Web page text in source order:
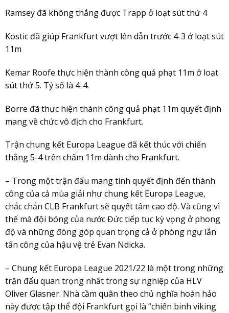
Ramsey đã không thắng được Trapp ở loạt sút thứ 4
Kostic đã giúp Frankfurt vượt lên dẫn trước 4-3 ở loạt sút
11m
Kemar Roofe thực hiện thành công quả phạt 11m ở loạt
sút thứ 5. Tỷ số là 4-4.
Borre đã thực hiện thành công quả phạt 11m quyết định
mang về chức vô địch cho Frankfurt.
Trận chung kết Europa League đã kết thúc với chiến
thắng 5-4 trên chấm 11m dành cho Frankfurt.
– Trong một trận đấu mang tính quyết định đến thành
công của cả mùa giải như chung kết Europa League,
chắc chắn CLB Frankfurt sẽ quyết tâm cao độ. Và cũng vì
thế mà đội bóng của nước Đức tiếp tục kỳ vọng ở phong
độ và những đóng góp quan trọng cả ở phòng ngự lẫn
tấn công của hậu vệ trẻ Evan Ndicka.
– Chung kết Europa League 2021/22 là một trong những
trận đấu quan trọng nhất trong sự nghiệp của HLV
Oliver Glasner. Nhà cầm quân theo chủ nghĩa hoàn hảo
này được tập thể đội Frankfurt gọi là “chiến binh viking